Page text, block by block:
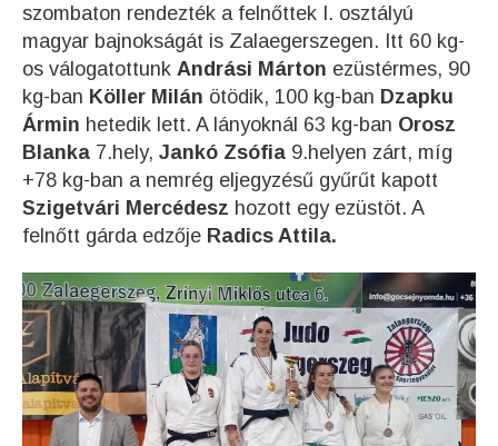
szombaton rendezték a felnőttek I. osztályú
magyar bajnokságát is Zalaegerszegen. Itt 60 kg-
os válogatottunk Andrási Márton ezüstérmes, 90
kg-ban Köller Milán ötödik, 100 kg-ban Dzapku
Ármin hetedik lett. A lányoknál 63 kg-ban Orosz
Blanka 7.hely, Jankó Zsófia 9.helyen zárt, míg
+78 kg-ban a nemrég eljegyzésű gyűrűt kapott
Szigetvári Mercédesz hozott egy ezüstöt. A
felnőtt gárda edzője Radics Attila.